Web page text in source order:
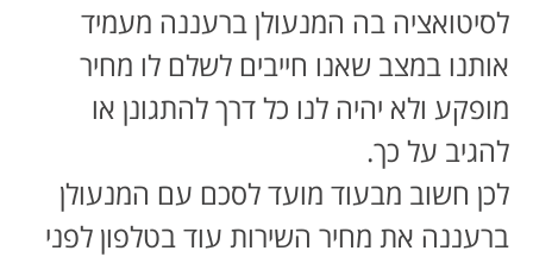
לסיטואציה בה המנעולן ברעננה מעמיד
אותנו במצב שאנו חייבים לשלם לו מחיר
מופקע ולא יהיה לנו כל דרך להתגונן או
להגיב על כך.
לכן חשוב מבעוד מועד לסכם עם המנעולן
ברעננה את מחיר השירות עוד בטלפון לפני